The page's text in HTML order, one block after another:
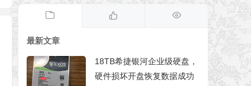
最新文章
18TB希捷银河企业级硬盘，
硬件损坏开盘恢复数据成功